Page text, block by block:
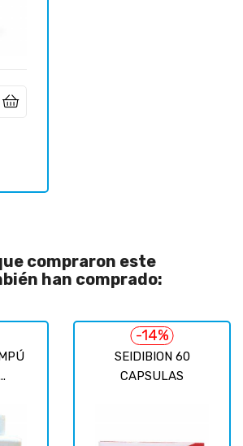
compraron este
han comprado:
SEIDIBION 60
CAPSULAS
-14%